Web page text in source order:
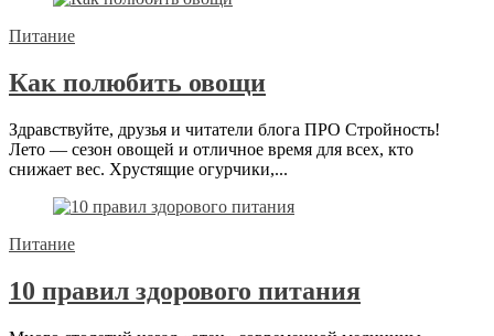
Питание
Как полюбить овощи
Здравствуйте, друзья и читатели блога ПРО Стройность!
Лето — сезон овощей и отличное время для всех, кто
снижает вес. Хрустящие огурчики,...
Питание
10 правил здорового питания